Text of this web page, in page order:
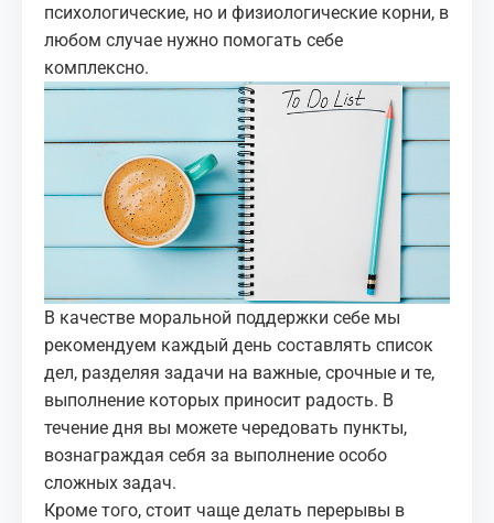
психологические, но и физиологические корни, в
любом случае нужно помогать себе
комплексно.
В качестве моральной поддержки себе мы
рекомендуем каждый день составлять список
дел, разделяя задачи на важные, срочные и те,
выполнение которых приносит радость. В
течение дня вы можете чередовать пункты,
вознаграждая себя за выполнение особо
сложных задач.
Кроме того, стоит чаще делать перерывы в